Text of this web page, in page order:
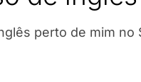
perto de mim